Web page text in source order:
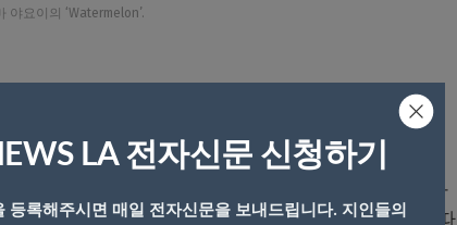
야요이의 ‘Watermelon’.
수박(Watermelon)이 13억 원에 새 주인을 찾았다.
억에 올랐다. 5000만 원씩 올라간 수박은 서면과 전화
망치 세례를 받고 최종 낙찰자가 됐다. 케이옥션에 따
LA 전자신문 신청하기
등록해주시면 매일 전자신문을 보내드립니다. 지인들의